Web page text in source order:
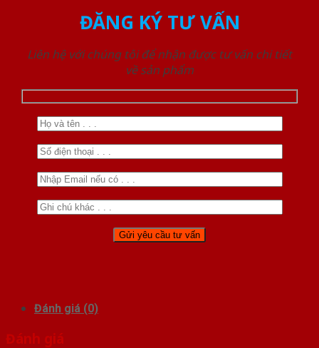
ĐĂNG KÝ TƯ VẤN
Liên hệ với chúng tôi để nhận được tư vấn chi tiết
về sản phẩm
Đánh giá (0)
Đánh giá